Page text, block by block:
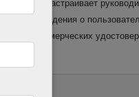
в ЛК настраивает
сведения о
в коммерческих